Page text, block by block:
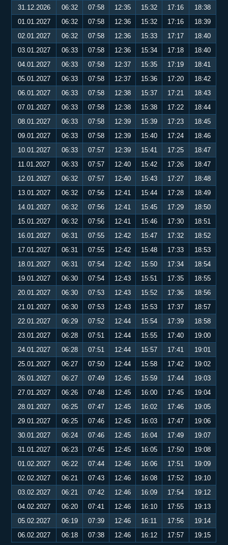
31.12.2026
06:32 07:58 12:35 15:32 17:16
18:38
01.01.2027
06:32 07:58 12:36 15:32 17:16
18:39
02.01.2027
06:32 07:58 12:36 15:33 17:17
18:40
03.01.2027
06:33 07:58 12:36 15:34 17:18
18:40
04.01.2027
06:33 07:58 12:37 15:35 17:19
18:41
05.01.2027
06:33 07:58 12:37 15:36 17:20
18:42
06.01.2027
06:33 07:58 12:38 15:37 17:21
18:43
07.01.2027
06:33 07:58 12:38 15:38 17:22
18:44
08.01.2027
06:33 07:58 12:39 15:39 17:23
18:45
09.01.2027
06:33 07:58 12:39 15:40 17:24
18:46
10.01.2027
06:33 07:57 12:39 15:41 17:25
18:47
11.01.2027
06:33 07:57 12:40 15:42 17:26
18:47
12.01.2027
06:32 07:57 12:40 15:43 17:27
18:48
13.01.2027
06:32 07:56 12:41 15:44 17:28
18:49
14.01.2027
06:32 07:56 12:41 15:45 17:29
18:50
15.01.2027
06:32 07:56 12:41 15:46 17:30
18:51
16.01.2027
06:31 07:55 12:42 15:47 17:32
18:52
17.01.2027
06:31 07:55 12:42 15:48 17:33
18:53
18.01.2027
06:31 07:54 12:42 15:50 17:34
18:54
19.01.2027
06:30 07:54 12:43 15:51 17:35
18:55
20.01.2027
06:30 07:53 12:43 15:52 17:36
18:56
21.01.2027
06:30 07:53 12:43 15:53 17:37
18:57
22.01.2027
06:29 07:52 12:44 15:54 17:39
18:58
23.01.2027
06:28 07:51 12:44 15:55 17:40
19:00
24.01.2027
06:28 07:51 12:44 15:57 17:41
19:01
25.01.2027
06:27 07:50 12:44 15:58 17:42
19:02
26.01.2027
06:27 07:49 12:45 15:59 17:44
19:03
27.01.2027
06:26 07:48 12:45 16:00 17:45
19:04
28.01.2027
06:25 07:47 12:45 16:02 17:46
19:05
29.01.2027
06:25 07:46 12:45 16:03 17:47
19:06
30.01.2027
06:24 07:46 12:45 16:04 17:49
19:07
31.01.2027
06:23 07:45 12:45 16:05 17:50
19:08
01.02.2027
06:22 07:44 12:46 16:06 17:51
19:09
02.02.2027
06:21 07:43 12:46 16:08 17:52
19:10
03.02.2027
06:21 07:42 12:46 16:09 17:54
19:12
04.02.2027
06:20 07:41 12:46 16:10 17:55
19:13
05.02.2027
06:19 07:39 12:46 16:11 17:56
19:14
06.02.2027
06:18 07:38 12:46 16:12 17:57 19:15